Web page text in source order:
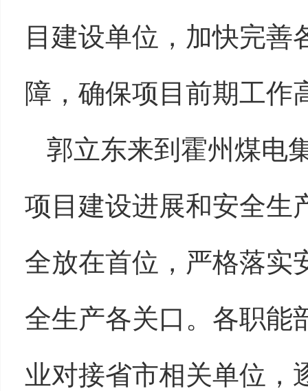
目建设单位，加快完善
障，确保项目前期工作
郭立东来到霍州煤电
项目建设进展和安全生
全放在首位，严格落实
全生产各关口。各职能
业对接省市相关单位，